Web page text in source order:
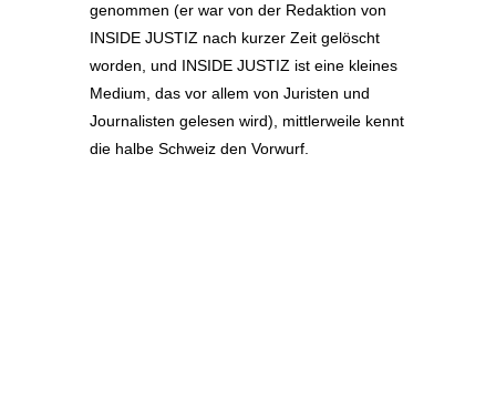
genommen (er war von der Redaktion von
INSIDE JUSTIZ nach kurzer Zeit gelöscht
worden, und INSIDE JUSTIZ ist eine kleines
Medium, das vor allem von Juristen und
Journalisten gelesen wird), mittlerweile kennt
die halbe Schweiz den Vorwurf.